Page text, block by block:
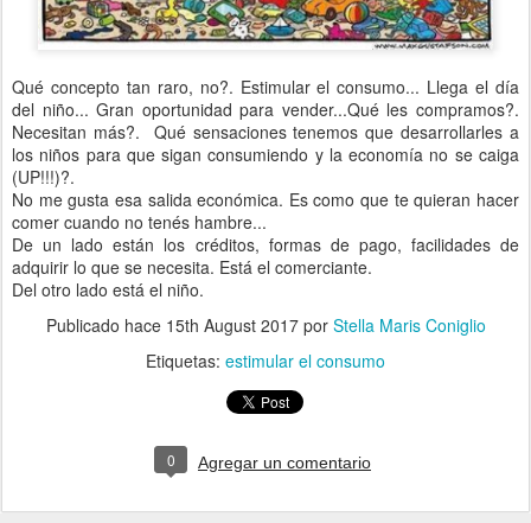
Qué concepto tan raro, no?. Estimular el consumo... Llega el día
del niño... Gran oportunidad para vender...Qué les compramos?.
Necesitan más?. Qué sensaciones tenemos que desarrollarles a
los niños para que sigan consumiendo y la economía no se caiga
(UP!!!)?.
No me gusta esa salida económica. Es como que te quieran hacer
comer cuando no tenés hambre...
De un lado están los créditos, formas de pago, facilidades de
adquirir lo que se necesita. Está el comerciante.
Del otro lado está el niño.
Publicado hace 15th August 2017por Stella Maris Coniglio
Etiquetas: estimular el consumo
0 Agregar un comentario